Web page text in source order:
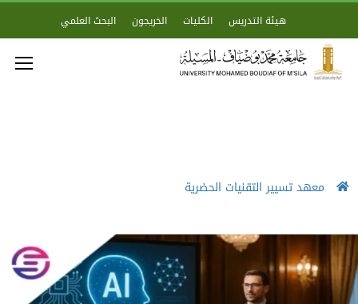
هيئة التدريس الكليات الخريجون البحث العلمي
معهد تسيير التقنيات الحضرية